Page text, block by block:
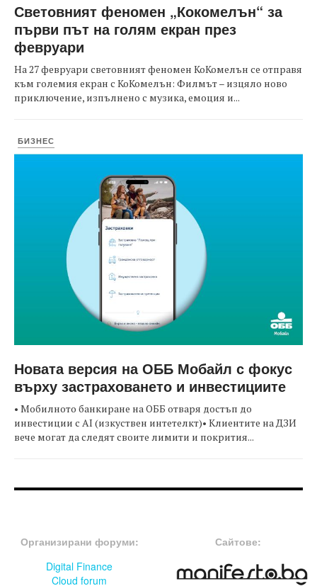
Световният феномен „Кокомелън“ за
първи път на голям екран през
февруари
На 27 февруари световният феномен КоКомелън се отправя
към големия екран с КоКомелън: Филмът – изцяло ново
приключение, изпълнено с музика, емоция и...
БИЗНЕС
Новата версия на ОББ Мобайл с фокус
върху застраховането и инвестициите
• Мобилното банкиране на ОББ отваря достъп до
инвестиции с AI (изкуствен интетелкт)• Клиентите на ДЗИ
вече могат да следят своите лимити и покрития...
Организирани форуми:
Digital Finance
Cloud forum
Сайтове: